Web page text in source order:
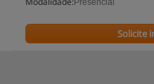
Presencial
Solicite